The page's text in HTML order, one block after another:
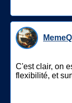
C'est clair, on
flexibilité, et